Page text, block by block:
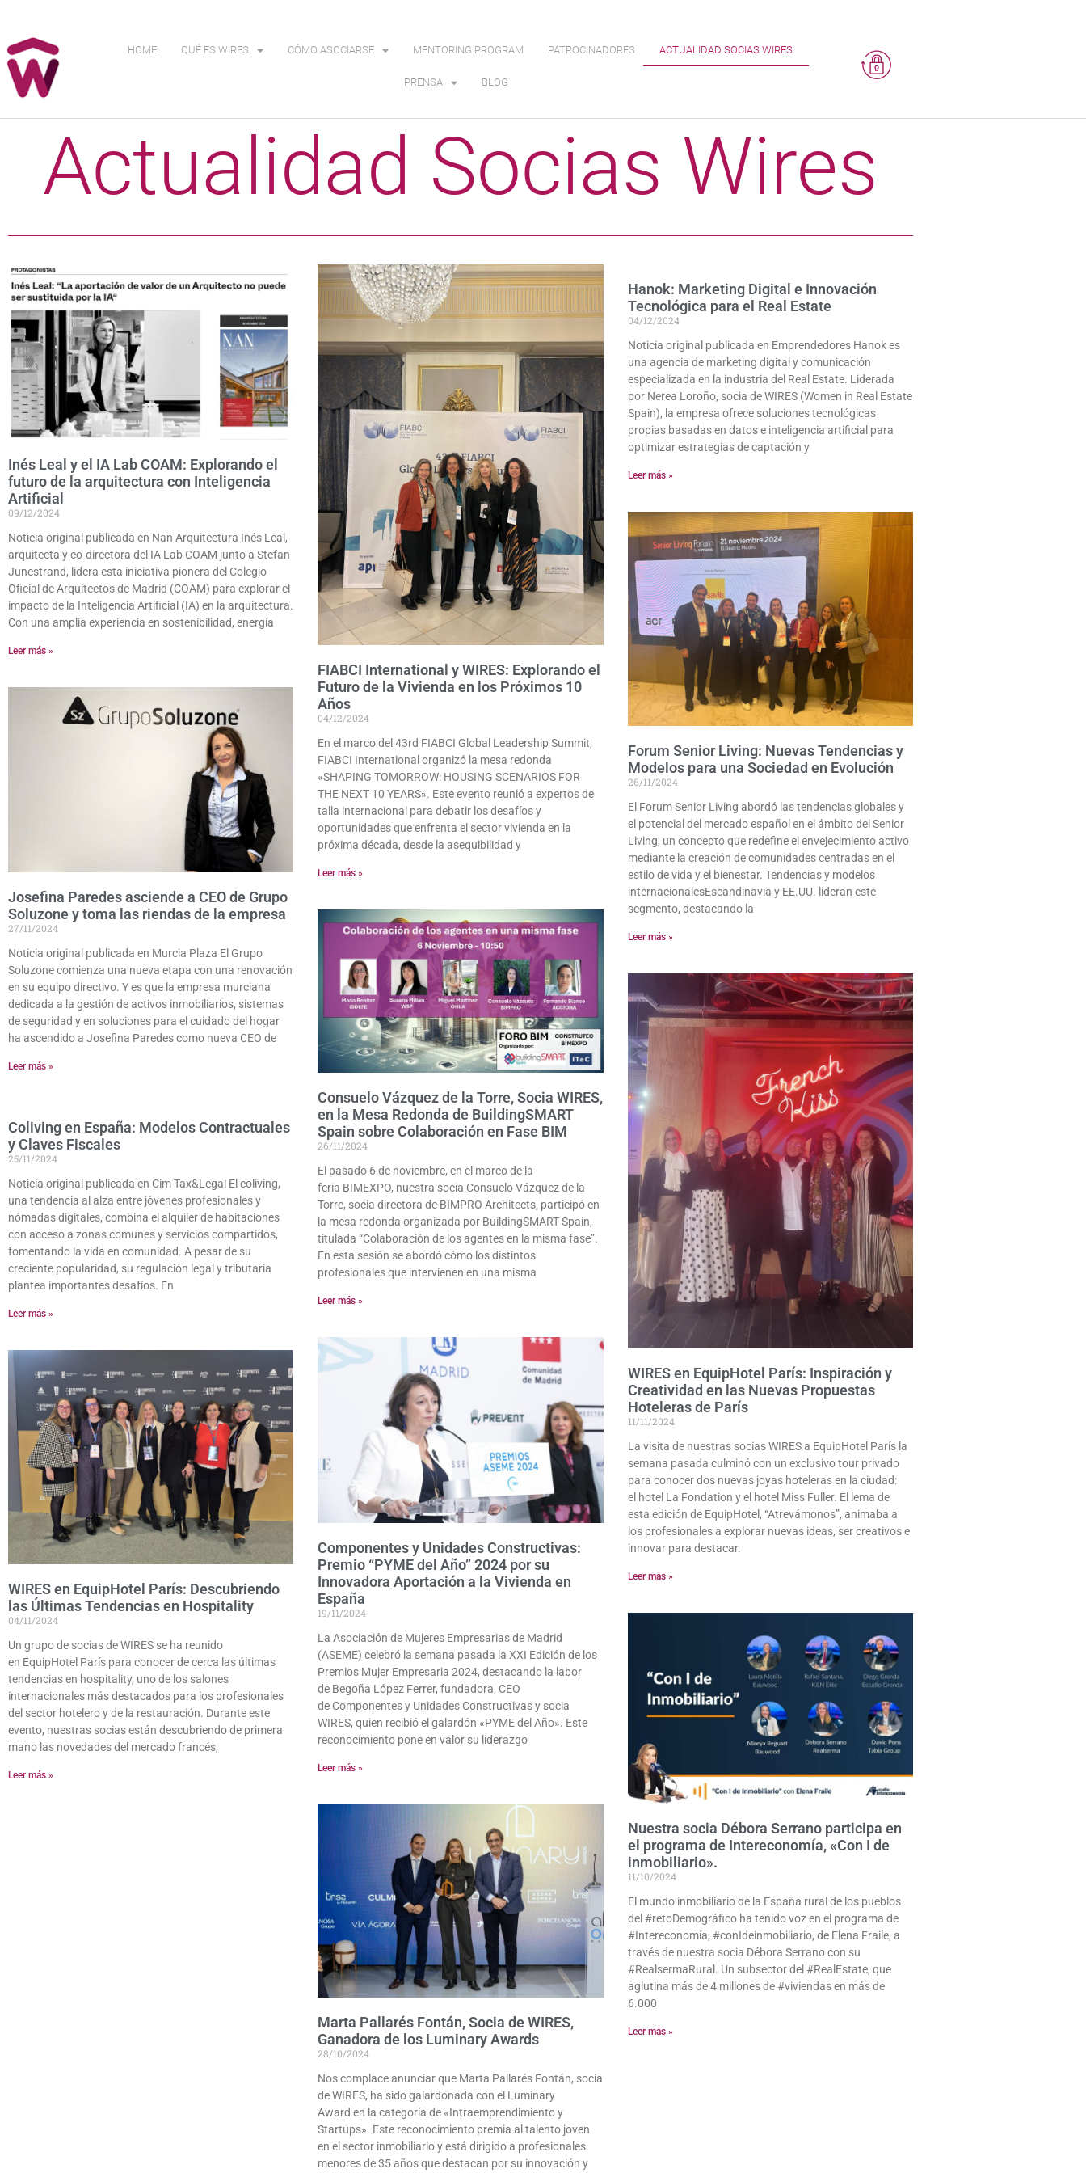
HOME QUÉ ES WIRES CÓMO ASOCIARSE MENTORING PROGRAM PATROCINADORES ACTUALIDAD SOCIAS WIRES
PRENSA BLOG
Actualidad Socias Wires
Inés Leal y el IA Lab COAM: Explorando el
futuro de la arquitectura con Inteligencia
Artificial
09/12/2024
Noticia original publicada en Nan Arquitectura Inés Leal,
arquitecta y co-directora del IA Lab COAM junto a Stefan
Junestrand, lidera esta iniciativa pionera del Colegio
Oficial de Arquitectos de Madrid (COAM) para explorar el
impacto de la Inteligencia Artificial (IA) en la arquitectura.
Con una amplia experiencia en sostenibilidad, energía
Leer más »
FIABCI International y WIRES: Explorando el
Futuro de la Vivienda en los Próximos 10
Años
04/12/2024
En el marco del 43rd FIABCI Global Leadership Summit,
FIABCI International organizó la mesa redonda
«SHAPING TOMORROW: HOUSING SCENARIOS FOR
THE NEXT 10 YEARS». Este evento reunió a expertos de
talla internacional para debatir los desafíos y
oportunidades que enfrenta el sector vivienda en la
próxima década, desde la asequibilidad y
Leer más »
Hanok: Marketing Digital e Innovación
Tecnológica para el Real Estate
04/12/2024
Noticia original publicada en Emprendedores Hanok es
una agencia de marketing digital y comunicación
especializada en la industria del Real Estate. Liderada
por Nerea Loroño, socia de WIRES (Women in Real Estate
Spain), la empresa ofrece soluciones tecnológicas
propias basadas en datos e inteligencia artificial para
optimizar estrategias de captación y
Leer más »
Josefina Paredes asciende a CEO de Grupo
Soluzone y toma las riendas de la empresa
27/11/2024
Noticia original publicada en Murcia Plaza El Grupo
Soluzone comienza una nueva etapa con una renovación
en su equipo directivo. Y es que la empresa murciana
dedicada a la gestión de activos inmobiliarios, sistemas
de seguridad y en soluciones para el cuidado del hogar
ha ascendido a Josefina Paredes como nueva CEO de
Leer más »
Consuelo Vázquez de la Torre, Socia WIRES,
en la Mesa Redonda de BuildingSMART
Spain sobre Colaboración en Fase BIM
26/11/2024
El pasado 6 de noviembre, en el marco de la
feria BIMEXPO, nuestra socia Consuelo Vázquez de la
Torre, socia directora de BIMPRO Architects, participó en
la mesa redonda organizada por BuildingSMART Spain,
titulada “Colaboración de los agentes en la misma fase”.
En esta sesión se abordó cómo los distintos
profesionales que intervienen en una misma
Leer más »
Forum Senior Living: Nuevas Tendencias y
Modelos para una Sociedad en Evolución
26/11/2024
El Forum Senior Living abordó las tendencias globales y
el potencial del mercado español en el ámbito del Senior
Living, un concepto que redefine el envejecimiento activo
mediante la creación de comunidades centradas en el
estilo de vida y el bienestar. Tendencias y modelos
internacionalesEscandinavia y EE.UU. lideran este
segmento, destacando la
Leer más »
Coliving en España: Modelos Contractuales
y Claves Fiscales
25/11/2024
Noticia original publicada en Cim Tax&Legal El coliving,
una tendencia al alza entre jóvenes profesionales y
nómadas digitales, combina el alquiler de habitaciones
con acceso a zonas comunes y servicios compartidos,
fomentando la vida en comunidad. A pesar de su
creciente popularidad, su regulación legal y tributaria
plantea importantes desafíos. En
Leer más »
Componentes y Unidades Constructivas:
Premio “PYME del Año” 2024 por su
Innovadora Aportación a la Vivienda en
España
19/11/2024
La Asociación de Mujeres Empresarias de Madrid
(ASEME) celebró la semana pasada la XXI Edición de los
Premios Mujer Empresaria 2024, destacando la labor
de Begoña López Ferrer, fundadora, CEO
de Componentes y Unidades Constructivas y socia
WIRES, quien recibió el galardón «PYME del Año». Este
reconocimiento pone en valor su liderazgo
Leer más »
WIRES en EquipHotel París: Inspiración y
Creatividad en las Nuevas Propuestas
Hoteleras de París
11/11/2024
La visita de nuestras socias WIRES a EquipHotel París la
semana pasada culminó con un exclusivo tour privado
para conocer dos nuevas joyas hoteleras en la ciudad:
el hotel La Fondation y el hotel Miss Fuller. El lema de
esta edición de EquipHotel, “Atrevámonos”, animaba a
los profesionales a explorar nuevas ideas, ser creativos e
innovar para destacar.
Leer más »
WIRES en EquipHotel París: Descubriendo
las Últimas Tendencias en Hospitality
04/11/2024
Un grupo de socias de WIRES se ha reunido
en EquipHotel París para conocer de cerca las últimas
tendencias en hospitality, uno de los salones
internacionales más destacados para los profesionales
del sector hotelero y de la restauración. Durante este
evento, nuestras socias están descubriendo de primera
mano las novedades del mercado francés,
Leer más »
Marta Pallarés Fontán, Socia de WIRES,
Ganadora de los Luminary Awards
28/10/2024
Nos complace anunciar que Marta Pallarés Fontán, socia
de WIRES, ha sido galardonada con el Luminary
Award en la categoría de «Intraemprendimiento y
Startups». Este reconocimiento premia al talento joven
en el sector inmobiliario y está dirigido a profesionales
menores de 35 años que destacan por su innovación y
Nuestra socia Débora Serrano participa en
el programa de Intereconomía, «Con I de
inmobiliario».
11/10/2024
El mundo inmobiliario de la España rural de los pueblos
del #retoDemográfico ha tenido voz en el programa de
#Intereconomía, #conIdeinmobiliario, de Elena Fraile, a
través de nuestra socia Débora Serrano con su
#RealsermaRural. Un subsector del #RealEstate, que
aglutina más de 4 millones de #viviendas en más de
6.000
Leer más »